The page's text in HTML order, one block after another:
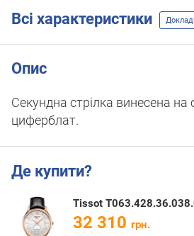
Всі характеристики
Опис
Секундна стрілка винесена на
циферблат.
Де купити?
Tissot
32 310 грн.